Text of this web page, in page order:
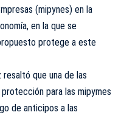
(mipynes) en la
en la que se
protege a este
resaltó que una de las
para las mipymes
de anticipos a las